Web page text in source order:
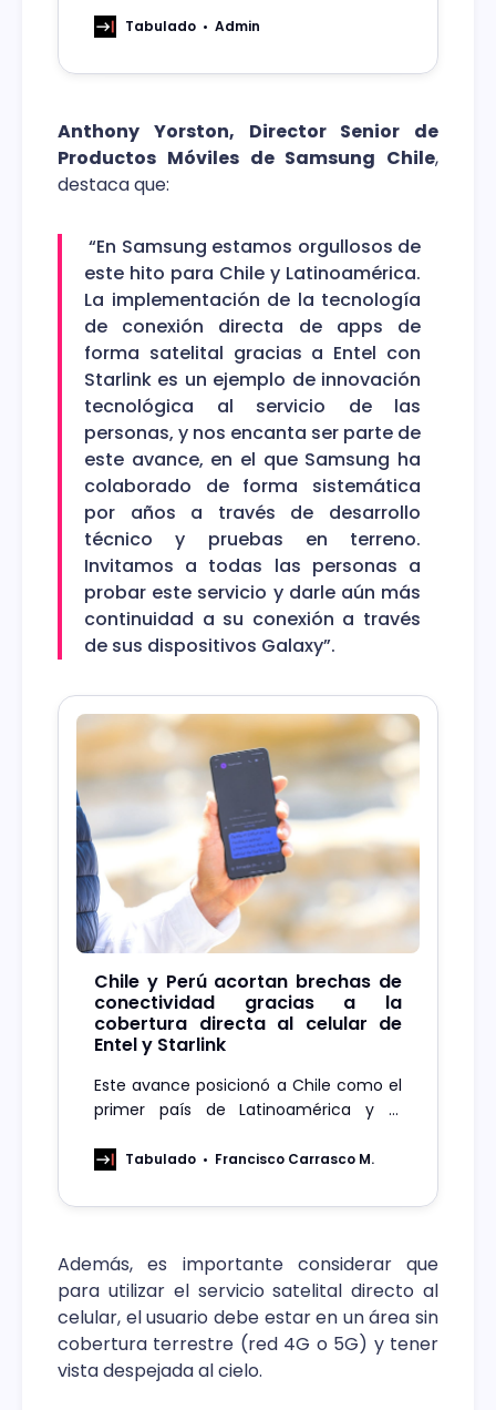
aisladas del sur de Chile.
Tabulado Admin
Anthony Yorston, Director Senior de
Productos Móviles de Samsung Chile,
destaca que:
“En Samsung estamos orgullosos de
este hito para Chile y Latinoamérica.
La implementación de la tecnología
de conexión directa de apps de
forma satelital gracias a Entel con
Starlink es un ejemplo de innovación
tecnológica al servicio de las
personas, y nos encanta ser parte de
este avance, en el que Samsung ha
colaborado de forma sistemática
por años a través de desarrollo
técnico y pruebas en terreno.
Invitamos a todas las personas a
probar este servicio y darle aún más
continuidad a su conexión a través
de sus dispositivos Galaxy”.
Chile y Perú acortan brechas de
conectividad gracias a la
cobertura directa al celular de
Entel y Starlink
Este avance posicionó a Chile como el
primer país de Latinoamérica y el
servicio. Tras la reciente habilitación de
segundo mercado de la región en
liderazgo tecnológico.
Tabulado Francisco Carrasco M.
Además, es importante considerar que
para utilizar el servicio satelital directo al
celular, el usuario debe estar en un área sin
cobertura terrestre (red 4G o 5G) y tener
vista despejada al cielo.